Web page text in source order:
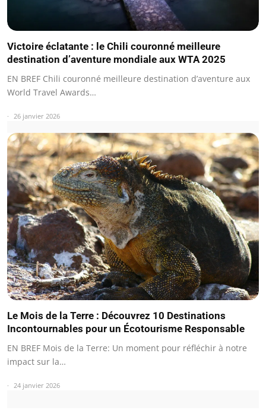
Victoire éclatante : le Chili couronné meilleure
destination d’aventure mondiale aux WTA 2025
EN BREF Chili couronné meilleure destination d’aventure aux
World Travel Awards…
26 janvier 2026
Le Mois de la Terre : Découvrez 10 Destinations
Incontournables pour un Écotourisme Responsable
EN BREF Mois de la Terre: Un moment pour réfléchir à notre
impact sur la…
24 janvier 2026